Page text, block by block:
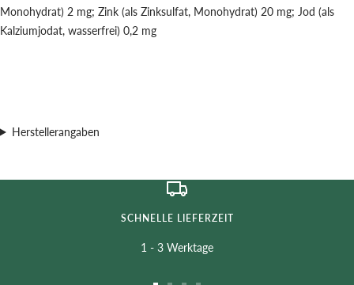
Monohydrat) 2 mg; Zink (als Zinksulfat, Monohydrat) 20 mg; Jod (als
Kalziumjodat, wasserfrei) 0,2 mg
Herstellerangaben
SCHNELLE LIEFERZEIT
1 - 3 Werktage